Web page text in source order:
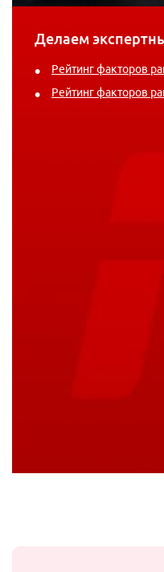
Делаем
Рейтинг факторов
Рейтинг факторов